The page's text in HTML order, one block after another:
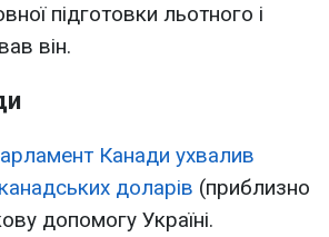
підготовки льотного і
він.
Канади ухвалив
доларів (приблизно
допомогу Україні.